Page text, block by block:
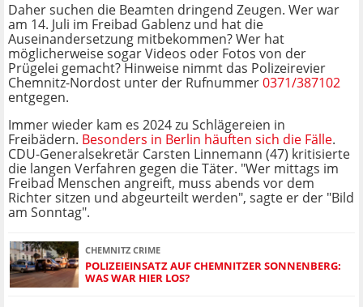
Daher suchen die Beamten dringend Zeugen. Wer war
am 14. Juli im Freibad Gablenz und hat die
Auseinandersetzung mitbekommen? Wer hat
möglicherweise sogar Videos oder Fotos von der
Prügelei gemacht? Hinweise nimmt das Polizeirevier
Chemnitz-Nordost unter der Rufnummer0371/387102
entgegen.
Immer wieder kam es 2024 zu Schlägereien in
Freibädern. Besonders in Berlin häuften sich die Fälle.
CDU-Generalsekretär Carsten Linnemann (47) kritisierte
die langen Verfahren gegen die Täter. "Wer mittags im
Freibad Menschen angreift, muss abends vor dem
Richter sitzen und abgeurteilt werden", sagte er der "Bild
am Sonntag".
CHEMNITZ CRIME
POLIZEIEINSATZ AUF CHEMNITZER SONNENBERG:
WAS WAR HIER LOS?